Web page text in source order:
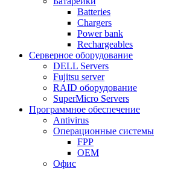
Batteries
Chargers
Power bank
Rechargeables
Серверное оборудование
DELL Servers
Fujitsu server
RAID оборудование
SuperMicro Servers
Программное обеспечение
Antivirus
Операционные системы
FPP
OEM
Офис